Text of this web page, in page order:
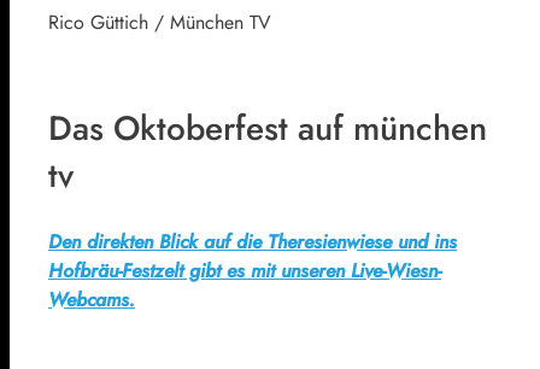
Rico Güttich / München TV
Das Oktoberfest auf münchen
tv
Den direkten Blick auf die Theresienwiese und ins
Hofbräu-Festzelt gibt es mit unseren Live-Wiesn-
Webcams.